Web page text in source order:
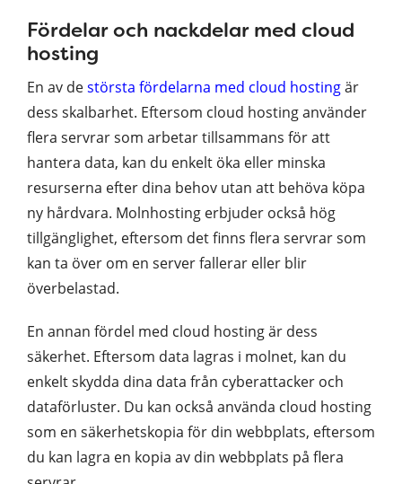
Fördelar och nackdelar med cloud
hosting
En av destörsta fördelarna med cloud hostingär
dess skalbarhet. Eftersom cloud hosting använder
flera servrar som arbetar tillsammans för att
hantera data, kan du enkelt öka eller minska
resurserna efter dina behov utan att behöva köpa
ny hårdvara. Molnhosting erbjuder också hög
tillgänglighet, eftersom det finns flera servrar som
kan ta över om en server fallerar eller blir
överbelastad.
En annan fördel med cloud hosting är dess
säkerhet. Eftersom data lagras i molnet, kan du
enkelt skydda dina data från cyberattacker och
dataförluster. Du kan också använda cloud hosting
som en säkerhetskopia för din webbplats, eftersom
du kan lagra en kopia av din webbplats på flera